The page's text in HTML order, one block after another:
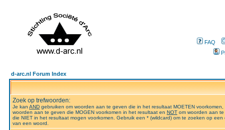
FAQ
d-arc.nl Forum Index
Zoek op trefwoorden:
Je kan AND gebruiken om woorden aan te geven die in het resultaat MOETEN voorkomen,
woorden aan te geven die MOGEN voorkomen in het resultaat en NOT om woorden aan
die NIET in het resultaat mogen voorkomen. Gebruik een * (wildcard) om te zoeken op een
van een woord.